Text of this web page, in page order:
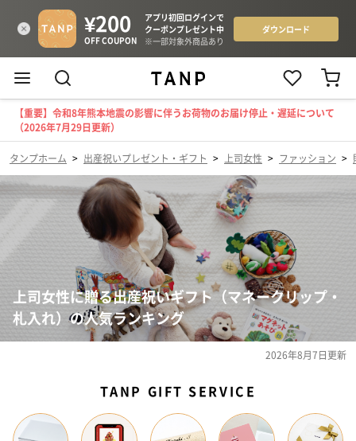
【重要】令和8年熊本地震の影響に伴うお荷物のお届け停止・遅延について
（2026年7月29日更新）
タンプホーム > 出産祝いプレゼント・ギフト > 上司女性 > ファッション >
上司女性に贈る出産祝いギフト（マネークリップ・
札入れ）の人気ランキング
2026年8月7日更新
TANP GIFT SERVICE